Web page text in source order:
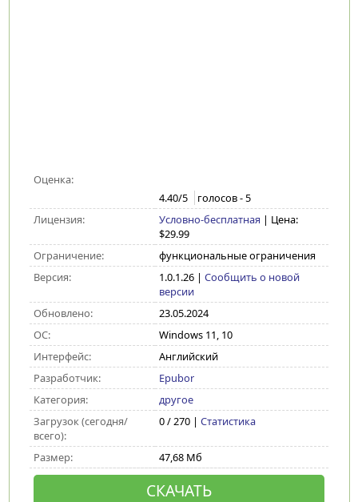
Оценка:
4.40/5 голосов -5
Лицензия:
Условно-бесплатная | Цена:
$29.99
Ограничение:
функциональные ограничения
Версия:
1.0.1.26| Сообщить о новой
версии
Обновлено:
23.05.2024
ОС:
Windows 11, 10
Интерфейс:
Английский
Разработчик:
Epubor
Категория:
другое
Загрузок (сегодня/
всего):
0 / 270 | Статистика
Размер: 47,68 Мб
СКАЧАТЬ